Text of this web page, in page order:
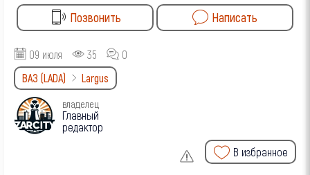
Позвонить
Написать
09 июля 35
0
ВАЗ (LADA)
Largus
владелец
Главный
редактор
В избранное